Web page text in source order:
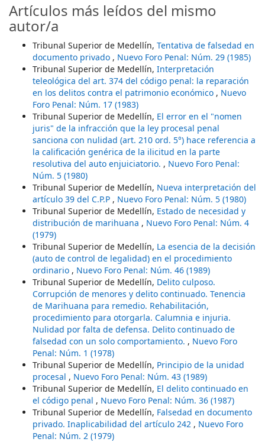
Artículos más leídos del mismo
autor/a
Tribunal Superior de Medellín, Tentativa de falsedad en
documento privado , Nuevo Foro Penal: Núm. 29 (1985)
Tribunal Superior de Medellín, Interpretación
teleológica del art. 374 del código penal: la reparación
en los delitos contra el patrimonio económico , Nuevo
Foro Penal: Núm. 17 (1983)
Tribunal Superior de Medellín, El error en el "nomen
juris" de la infracción que la ley procesal penal
sanciona con nulidad (art. 210 ord. 5°) hace referencia a
la calificación genérica de la ilicitud en la parte
resolutiva del auto enjuiciatorio. , Nuevo Foro Penal:
Núm. 5 (1980)
Tribunal Superior de Medellín, Nueva interpretación del
artículo 39 del C.P.P , Nuevo Foro Penal: Núm. 5 (1980)
Tribunal Superior de Medellín, Estado de necesidad y
distribución de marihuana , Nuevo Foro Penal: Núm. 4
(1979)
Tribunal Superior de Medellín, La esencia de la decisión
(auto de control de legalidad) en el procedimiento
ordinario , Nuevo Foro Penal: Núm. 46 (1989)
Tribunal Superior de Medellín, Delito culposo.
Corrupción de menores y delito continuado. Tenencia
de Marihuana para remedio. Rehabilitación,
procedimiento para otorgarla. Calumnia e injuria.
Nulidad por falta de defensa. Delito continuado de
falsedad con un solo comportamiento. , Nuevo Foro
Penal: Núm. 1 (1978)
Tribunal Superior de Medellín, Principio de la unidad
procesal , Nuevo Foro Penal: Núm. 43 (1989)
Tribunal Superior de Medellín, El delito continuado en
el código penal , Nuevo Foro Penal: Núm. 36 (1987)
Tribunal Superior de Medellín, Falsedad en documento
privado. Inaplicabilidad del artículo 242 , Nuevo Foro
Penal: Núm. 2 (1979)